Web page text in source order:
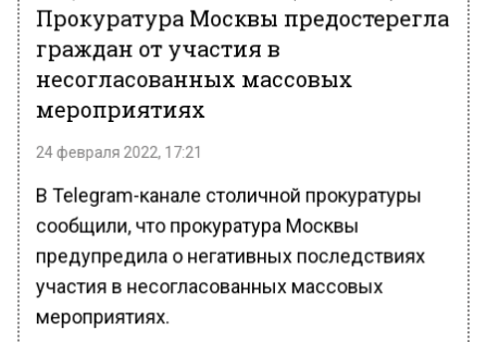
Прокуратура Москвы предостерегла
граждан от участия в
несогласованных массовых
мероприятиях
24 февраля 2022, 17:21
В Telegram-канале столичной прокуратуры
сообщили, что прокуратура Москвы
предупредила о негативных последствиях
участия в несогласованных массовых
мероприятиях.